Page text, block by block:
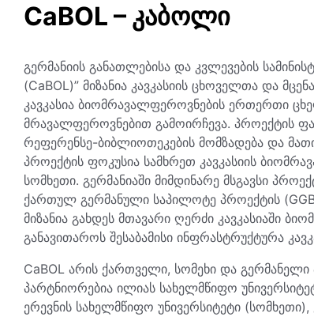
CaBOL – კაბოლი
გერმანიის განათლებისა და კვლევების
(CaBOL)” მიზანია კავკასიის ცხოველთა და
კავკასია ბიომრავალფეროვნების ერთერთი
მრავალფეროვნებით გამოირჩევა. პროექტის
რეფერენსე-ბიბლიოთეკების მომზადება და
პროექტის ფოკუსია სამხრეთ კავკასიის
სომხეთი. გერმანიაში მიმდინარე მსგავსი
ქართულ გერმანული საპილოტე პროექტის
მიზანია გახდეს მთავარი ღერძი კავკასიაში
განავითაროს შესაბამისი ინფრასტრუქტურა
CaBOL არის ქართველი, სომეხი და
პარტნიორებია ილიას სახელმწიფო
ერევნის სახელმწიფო უნივერსიტეტი